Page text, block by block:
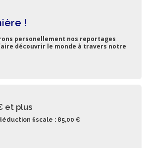
!
personellement nos reportages
découvrir le monde à travers notre
et plus
fiscale : 85,00 €